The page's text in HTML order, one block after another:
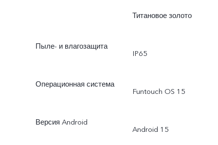
Титановое золото
Пыле- и влагозащита
IP65
Операционная система
Funtouch OS 15
Версия Android
Android 15